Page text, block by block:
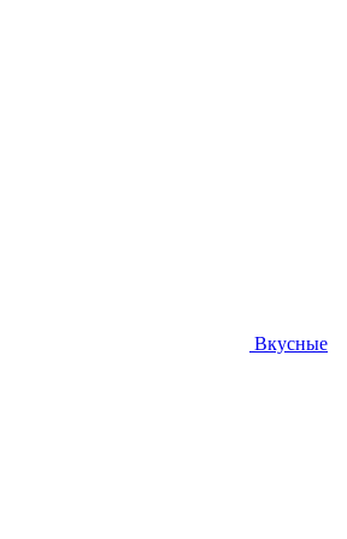
Вкусные